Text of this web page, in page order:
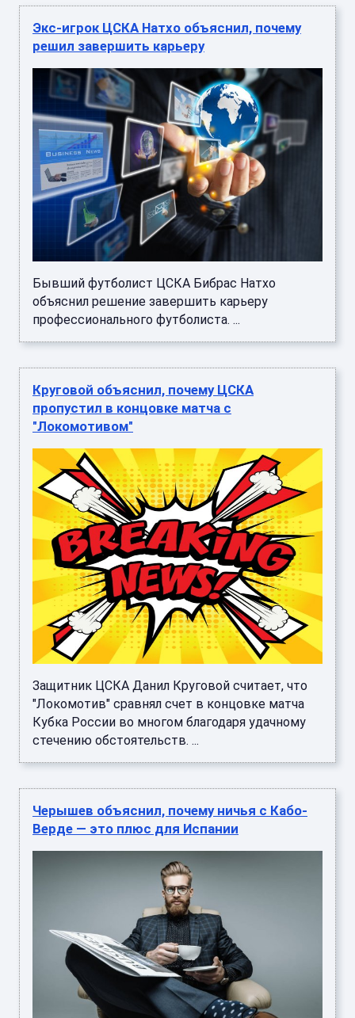
Экс-игрок ЦСКА Натхо объяснил, почему
решил завершить карьеру
Бывший футболист ЦСКА Бибрас Натхо
объяснил решение завершить карьеру
профессионального футболиста. ...
Круговой объяснил, почему ЦСКА
пропустил в концовке матча с
"Локомотивом"
Защитник ЦСКА Данил Круговой считает, что
"Локомотив" сравнял счет в концовке матча
Кубка России во многом благодаря удачному
стечению обстоятельств. ...
Черышев объяснил, почему ничья с Кабо-
Верде — это плюс для Испании